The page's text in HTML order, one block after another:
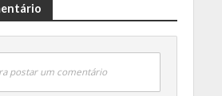
postar um comentário